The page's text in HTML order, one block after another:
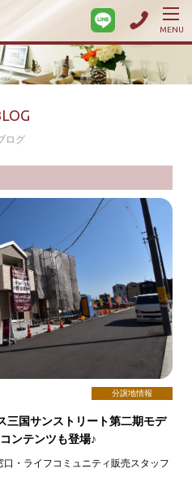
MENU
ログ
分譲地情報
三国サンストリート第二期モデ
ンテンツも登場♪
・ライフコミュニティ販売スタッフ